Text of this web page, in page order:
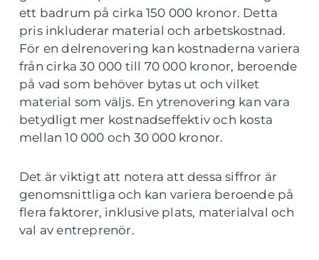
ett badrum på cirka 150 000 kronor. Detta
pris inkluderar material och arbetskostnad.
För en delrenovering kan kostnaderna variera
från cirka 30 000 till 70 000 kronor, beroende
på vad som behöver bytas ut och vilket
material som väljs. En ytrenovering kan vara
betydligt mer kostnadseffektiv och kosta
mellan 10 000 och 30 000 kronor.
Det är viktigt att notera att dessa siffror är
genomsnittliga och kan variera beroende på
flera faktorer, inklusive plats, materialval och
val av entreprenör.